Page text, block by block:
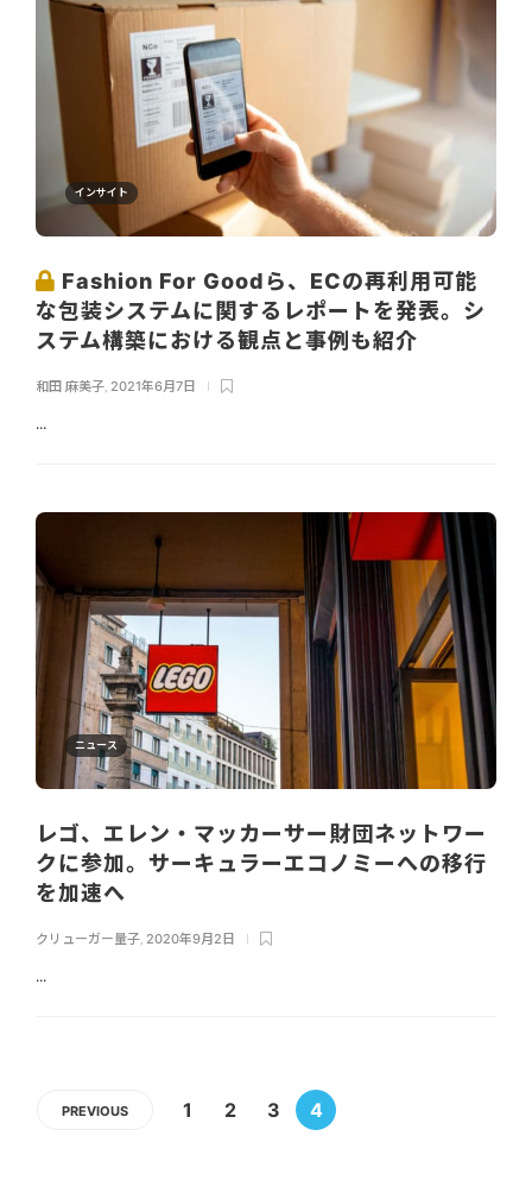
インサイト
Fashion For Goodら、ECの再利用可能
な包装システムに関するレポートを発表。シ
ステム構築における観点と事例も紹介
和田 麻美子 2021年6月7日
...
ニュース
レゴ、エレン・マッカーサー財団ネットワー
クに参加。サーキュラーエコノミーへの移行
を加速へ
クリューガー量子, 2020年9月2日
...
PREVIOUS 1 2 3 4